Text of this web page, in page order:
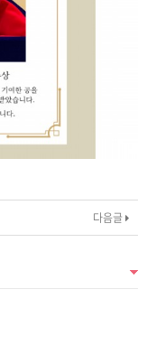
다음글